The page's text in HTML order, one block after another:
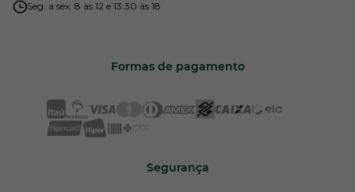
Seg. a sex. 8 às 12 e 13:30 às 18
Formas de pagamento
Segurança